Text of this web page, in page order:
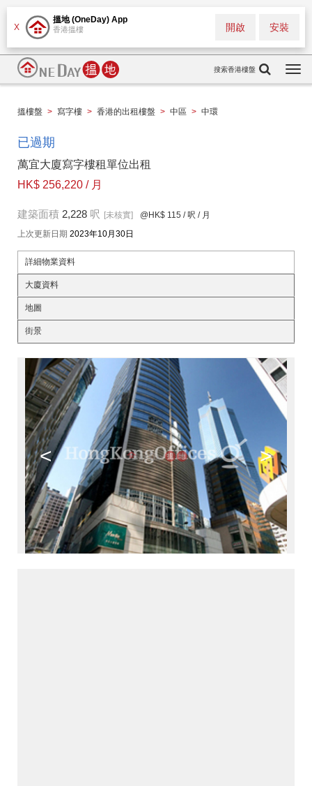
X
搵地 (OneDay) App
香港搵樓 安裝
開啟
搜索香港樓盤
搵樓盤 > 寫字樓 > 香港的出租樓盤 > 中區 > 中環
已過期
萬宜大廈寫字樓租單位出租
HK$ 256,220 / 月
建築面積 2,228 呎 [未核實] @HK$ 115 / 呎 / 月
上次更新日期 2023年10月30日
詳細物業資料
大廈資料
地圖
街景
< >